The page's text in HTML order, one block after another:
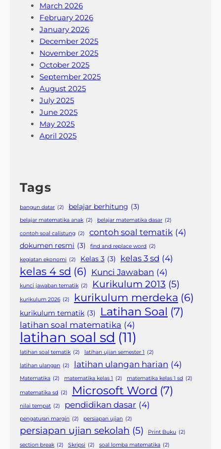
March 2026
February 2026
January 2026
December 2025
November 2025
October 2025
September 2025
August 2025
July 2025
June 2025
May 2025
April 2025
Tags
bangun datar (2) belajar berhitung (3)
belajar matematika anak (2) belajar matematika dasar (2)
contoh soal calistung (2) contoh soal tematik (4)
dokumen resmi (3) find and replace word (2)
kegiatan ekonomi (2) Kelas 3 (3) kelas 3 sd (4)
kelas 4 sd (6) Kunci Jawaban (4)
kunci jawaban tematik (2) Kurikulum 2013 (5)
kurikulum 2026 (2) kurikulum merdeka (6)
kurikulum tematik (3) Latihan Soal (7)
latihan soal matematika (4)
latihan soal sd (11)
latihan soal tematik (2) latihan ujian semester 1 (2)
latihan ulangan (2) latihan ulangan harian (4)
Matematika (2) matematika kelas 1 (2) matematika kelas 1 sd (2)
matematika sd (2) Microsoft Word (7)
nilai tempat (2) pendidikan dasar (4)
pengaturan margin (2) persiapan ujian (2)
persiapan ujian sekolah (5) Print Buku (2)
section break (2) Skripsi (2) soal lomba matematika (2)